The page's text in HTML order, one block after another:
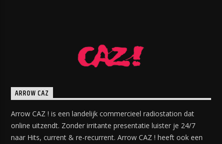
ARROW CAZ
Arrow CAZ ! is een landelijk commercieel radiostation dat
online uitzendt. Zonder irritante presentatie luister je 24/7
naar Hits, current & re-recurrent. Arrow CAZ ! heeft ook een